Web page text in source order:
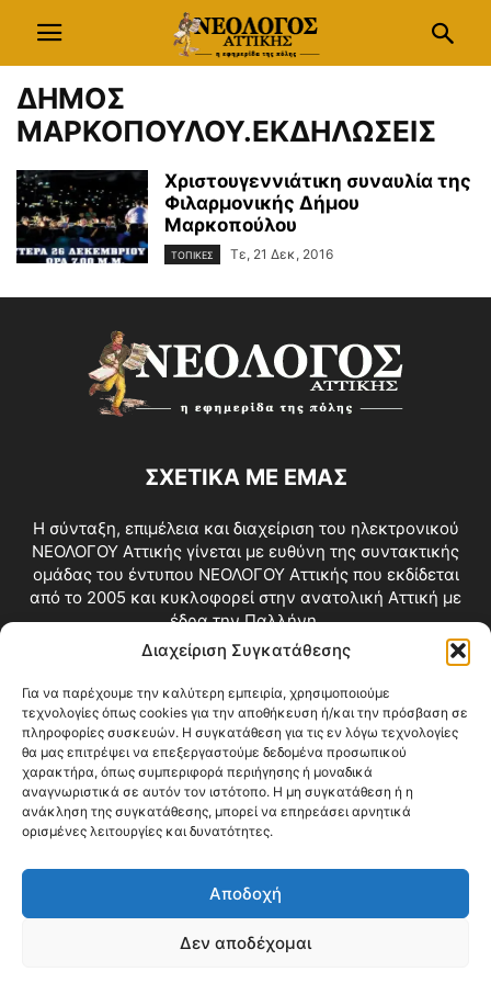
Διαχείριση Συγκατάθεσης
Για να παρέχουμε την καλύτερη εμπειρία, χρησιμοποιούμε
τεχνολογίες όπως cookies για την αποθήκευση ή/και την πρόσβαση σε
πληροφορίες συσκευών. Η συγκατάθεση για τις εν λόγω τεχνολογίες
θα μας επιτρέψει να επεξεργαστούμε δεδομένα προσωπικού
χαρακτήρα, όπως συμπεριφορά περιήγησης ή μοναδικά
αναγνωριστικά σε αυτόν τον ιστότοπο. Η μη συγκατάθεση ή η
ανάκληση της συγκατάθεσης, μπορεί να επηρεάσει αρνητικά
ορισμένες λειτουργίες και δυνατότητες.
Αποδοχή
Δεν αποδέχομαι
ΔΗΜΟΣ
ΜΑΡΚΟΠΟΥΛΟΥ.ΕΚΔΗΛΩΣΕΙΣ
Χριστουγεννιάτικη συναυλία της
Φιλαρμονικής Δήμου
Μαρκοπούλου
ΤΟΠΙΚΕΣ Τε, 21 Δεκ, 2016
ΣΧΕΤΙΚΑ ΜΕ ΕΜΑΣ
Η σύνταξη, επιμέλεια και διαχείριση του ηλεκτρονικού
ΝΕΟΛΟΓΟΥ Αττικής γίνεται με ευθύνη της συντακτικής
ομάδας του έντυπου ΝΕΟΛΟΓΟΥ Αττικής που εκδίδεται
από το 2005 και κυκλοφορεί στην ανατολική Αττική με
έδρα την Παλλήνη.
Επικοινωνία:info@neologosattikis.gr
ΑΚΟΛΟΥΘΗΣΕ ΜΑΣ
Videos Όροι Χρήσης